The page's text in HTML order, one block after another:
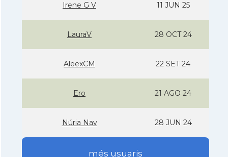
Irene G V 11 JUN 25
LauraV 28 OCT 24
AleexCM 22 SET 24
Ero 21 AGO 24
Núria Nav 28 JUN 24
més usuaris